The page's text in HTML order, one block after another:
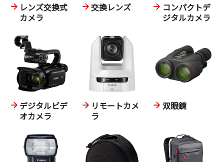
レンズ交換式
カメラ
交換レンズ
コンパクトデ
ジタルカメラ
デジタルビデ
オカメラ
リモートカメ
ラ
双眼鏡